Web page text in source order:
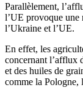
Parallèlement,
l’UE provoque une
l’Ukraine et l’UE.
En effet, les
concernant l’afflux
et des huiles de
comme la Pologne,